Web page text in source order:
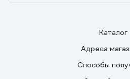
Каталог
Адреса
Способы